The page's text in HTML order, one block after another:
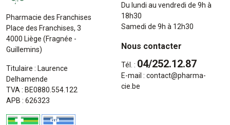
Pharmacie des Franchises
Place des Franchises, 3
4000 Liège (Fragnée -
Guillemins)
Titulaire : Laurence
Delhamende
TVA : BE0880.554.122
APB : 626323
Du lundi au vendredi de 9h à
18h30
Samedi de 9h à 12h30
Nous contacter
Tél. : 04/252.12.87
E-mail : contact@pharma-
cie.be